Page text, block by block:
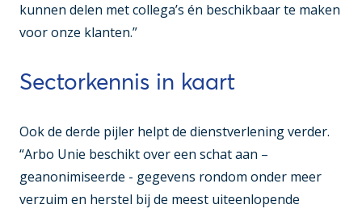
kunnen delen met collega’s én beschikbaar te maken
voor onze klanten.”
Sectorkennis in kaart
Ook de derde pijler helpt de dienstverlening verder.
“Arbo Unie beschikt over een schat aan –
geanonimiseerde - gegevens rondom onder meer
verzuim en herstel bij de meest uiteenlopende